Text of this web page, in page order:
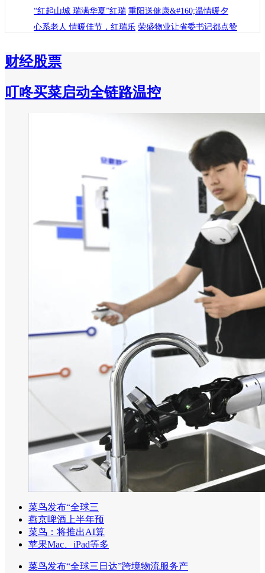
“红起山城 瑞满华夏”红瑞 重阳送健康&#160;温情暖夕
心系老人 情暖佳节，红瑞乐 荣盛物业让省委书记都点赞
财经股票
叮咚买菜启动全链路温控
菜鸟发布“全球三
燕京啤酒上半年预
菜鸟：将推出AI算
苹果Mac、iPad等多
菜鸟发布“全球三日达”跨境物流服务产